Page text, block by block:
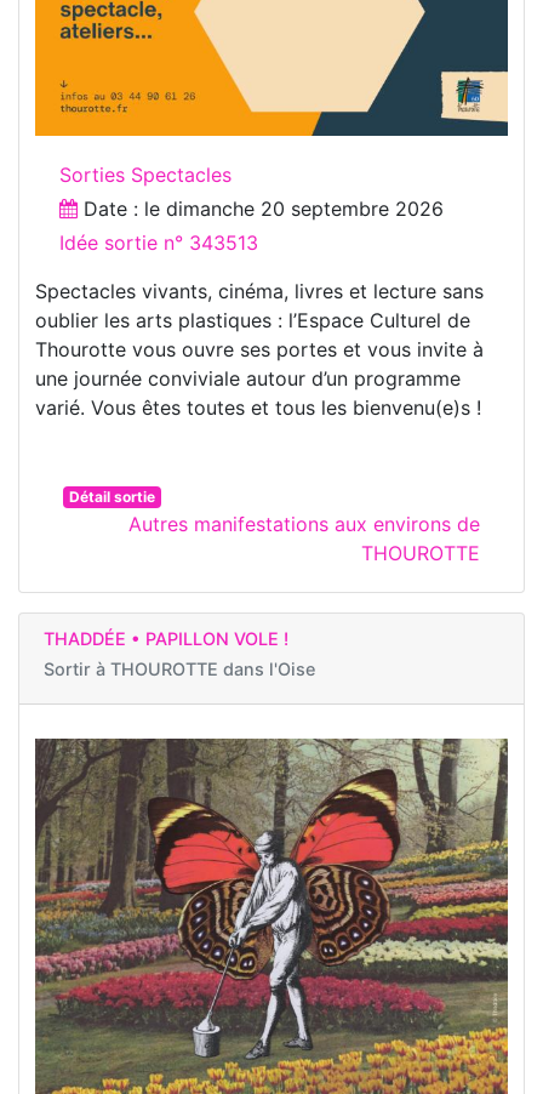
Sorties Spectacles
Date : le dimanche 20 septembre 2026
Idée sortie n° 343513
Spectacles vivants, cinéma, livres et lecture sans
oublier les arts plastiques : l’Espace Culturel de
Thourotte vous ouvre ses portes et vous invite à
une journée conviviale autour d’un programme
varié. Vous êtes toutes et tous les bienvenu(e)s !
Détail sortie
Autres manifestations aux environs de
THOUROTTE
THADDÉE • PAPILLON VOLE !
Sortir à THOUROTTE dans l'Oise